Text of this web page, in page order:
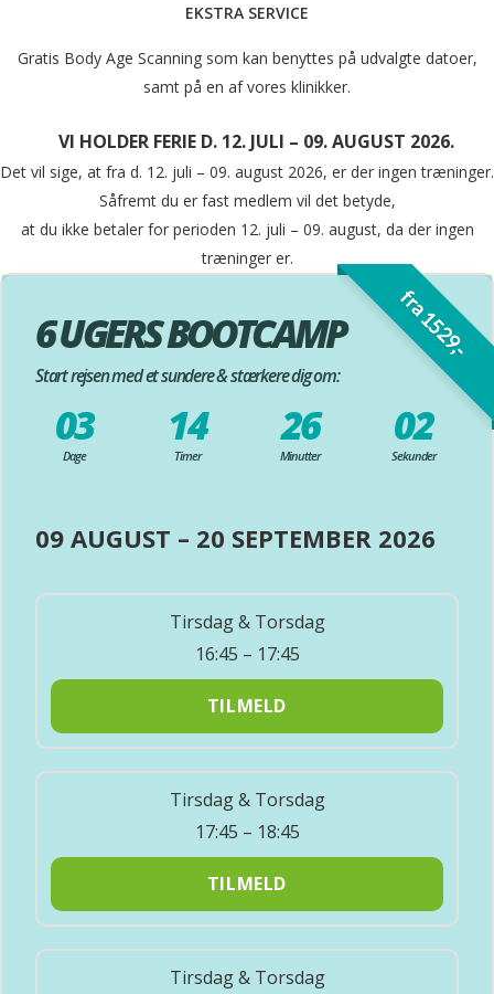
EKSTRA SERVICE
Gratis Body Age Scanning som kan benyttes på udvalgte datoer,
samt på en af vores klinikker.
VI HOLDER FERIE D. 12. JULI – 09. AUGUST 2026.
Det vil sige, at fra d. 12. juli – 09. august 2026, er der ingen træninger.
Såfremt du er fast medlem vil det betyde,
at du ikke betaler for perioden 12. juli – 09. august, da der ingen
træninger er.
fra 1529,-
6 UGERS BOOTCAMP
Start rejsen med et sundere & stærkere dig om:
03
Dage
14
Timer
26
Minutter
00
Sekunder
09 AUGUST – 20 SEPTEMBER 2026
Tirsdag & Torsdag
16:45 – 17:45
TILMELD
Tirsdag & Torsdag
17:45 – 18:45
TILMELD
Tirsdag & Torsdag